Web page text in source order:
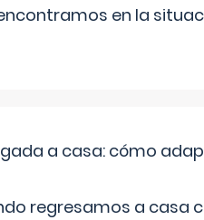
en la
a casa: cómo
regresamos a casa